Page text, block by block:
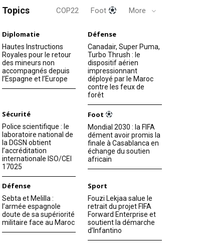
Topics COP22 Foot More
Diplomatie
Hautes Instructions
Royales pour le retour
des mineurs non
accompagnés depuis
l’Espagne et l’Europe
Défense
Canadair, Super Puma,
Turbo Thrush : le
dispositif aérien
impressionnant
déployé par le Maroc
contre les feux de
forêt
Sécurité
Police scientifique : le
laboratoire national de
la DGSN obtient
l’accréditation
internationale ISO/CEI
17025
Foot
Mondial 2030 : la FIFA
dément avoir promis la
finale à Casablanca en
échange du soutien
africain
Défense
Sebta et Melilla :
l’armée espagnole
doute de sa supériorité
militaire face au Maroc
Sport
Fouzi Lekjaa salue le
retrait du projet FIFA
Forward Enterprise et
soutient la démarche
d’Infantino